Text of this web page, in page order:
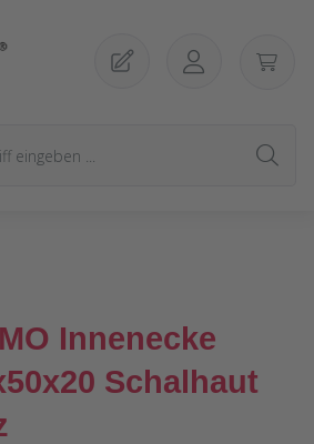
Innenecke
Schalhaut